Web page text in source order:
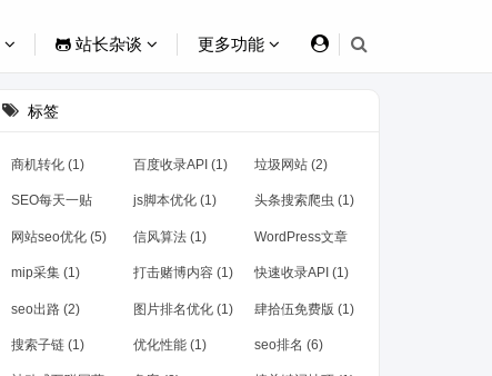
站长杂谈 更多功能
标签
商机转化 (1) 百度收录API (1) 垃圾网站 (2)
SEO每天一贴
(4)
js脚本优化 (1) 头条搜索爬虫 (1)
网站seo优化 (5) 信风算法 (1) WordPress文章
(1)
mip采集 (1) 打击赌博内容 (1) 快速收录API (1)
seo出路 (2) 图片排名优化 (1) 肆拾伍免费版 (1)
搜索子链 (1) 优化性能 (1) seo排名 (6)